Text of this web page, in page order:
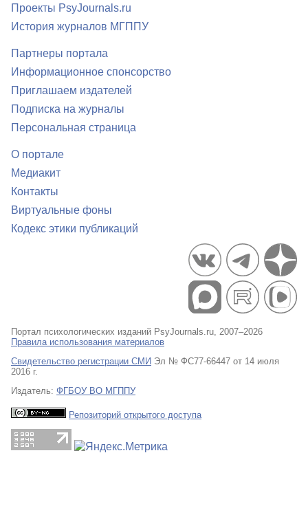
Проекты PsyJournals.ru
История журналов МГППУ
Партнеры портала
Информационное спонсорство
Приглашаем издателей
Подписка на журналы
Персональная страница
О портале
Медиакит
Контакты
Виртуальные фоны
Кодекс этики публикаций
Портал психологических изданий PsyJournals.ru, 2007–2026
Правила использования материалов
Свидетельство регистрации СМИ Эл № ФС77-66447 от 14 июля
2016 г.
Издатель: ФГБОУ ВО МГППУ
Репозиторий открытого доступа